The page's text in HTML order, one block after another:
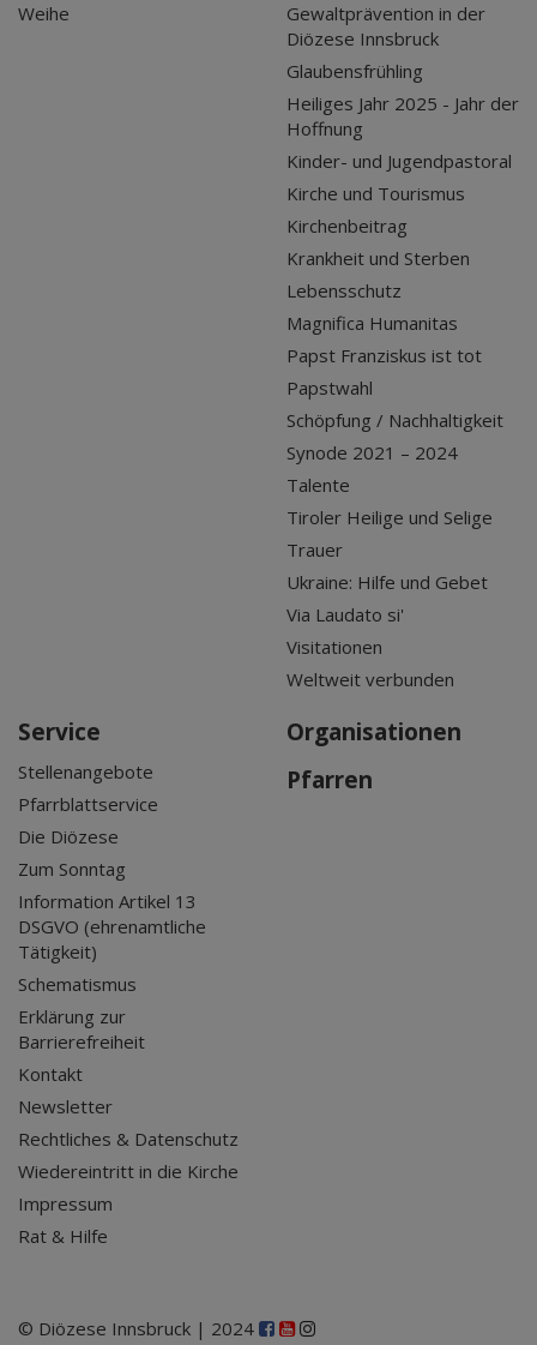
Weihe
Gewaltprävention in der
Diözese Innsbruck
Glaubensfrühling
Heiliges Jahr 2025 - Jahr der
Hoffnung
Kinder- und Jugendpastoral
Kirche und Tourismus
Kirchenbeitrag
Krankheit und Sterben
Lebensschutz
Magnifica Humanitas
Papst Franziskus ist tot
Papstwahl
Schöpfung / Nachhaltigkeit
Synode 2021 – 2024
Talente
Tiroler Heilige und Selige
Trauer
Ukraine: Hilfe und Gebet
Via Laudato si'
Visitationen
Weltweit verbunden
Service
Stellenangebote
Pfarrblattservice
Die Diözese
Zum Sonntag
Information Artikel 13
DSGVO (ehrenamtliche
Tätigkeit)
Schematismus
Erklärung zur
Barrierefreiheit
Kontakt
Newsletter
Rechtliches & Datenschutz
Wiedereintritt in die Kirche
Impressum
Rat & Hilfe
Organisationen
Pfarren
© Diözese Innsbruck | 2024